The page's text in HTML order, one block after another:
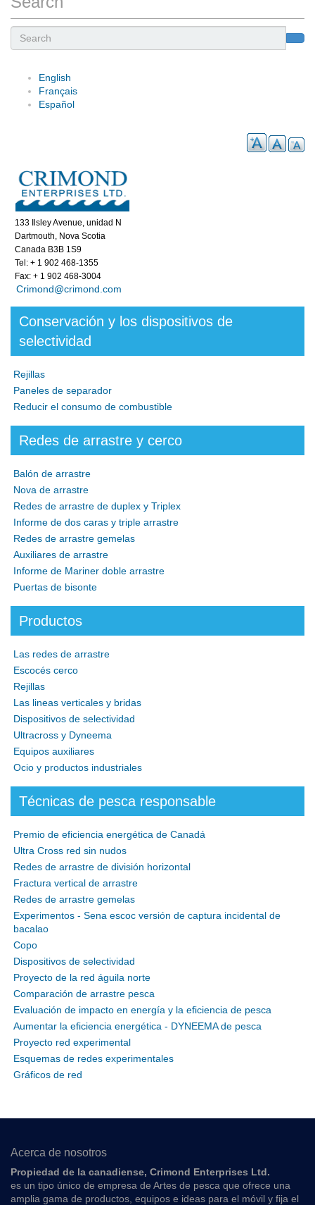
English
Français
Español
133 Ilsley Avenue, unidad N
Dartmouth, Nova Scotia
Canada B3B 1S9
Tel: + 1 902 468-1355
Fax: + 1 902 468-3004
Crimond@crimond.com
Conservación y los dispositivos de
selectividad
Rejillas
Paneles de separador
Reducir el consumo de combustible
Redes de arrastre y cerco
Balón de arrastre
Nova de arrastre
Redes de arrastre de duplex y Triplex
Informe de dos caras y triple arrastre
Redes de arrastre gemelas
Auxiliares de arrastre
Informe de Mariner doble arrastre
Puertas de bisonte
Productos
Las redes de arrastre
Escocés cerco
Rejillas
Las lineas verticales y bridas
Dispositivos de selectividad
Ultracross y Dyneema
Equipos auxiliares
Ocio y productos industriales
Técnicas de pesca responsable
Premio de eficiencia energética de Canadá
Ultra Cross red sin nudos
Redes de arrastre de división horizontal
Fractura vertical de arrastre
Redes de arrastre gemelas
Experimentos - Sena escoc versión de captura incidental de
bacalao
Copo
Dispositivos de selectividad
Proyecto de la red águila norte
Comparación de arrastre pesca
Evaluación de impacto en energía y la eficiencia de pesca
Aumentar la eficiencia energética - DYNEEMA de pesca
Proyecto red experimental
Esquemas de redes experimentales
Gráficos de red
Acerca de nosotros
Propiedad de la canadiense, Crimond Enterprises Ltd.
es un tipo único de empresa de Artes de pesca que ofrece una
amplia gama de productos, equipos e ideas para el móvil y fija el